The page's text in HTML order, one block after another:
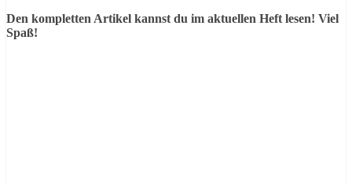
Den kompletten Artikel kannst du im aktuellen Heft lesen! Viel
Spaß!